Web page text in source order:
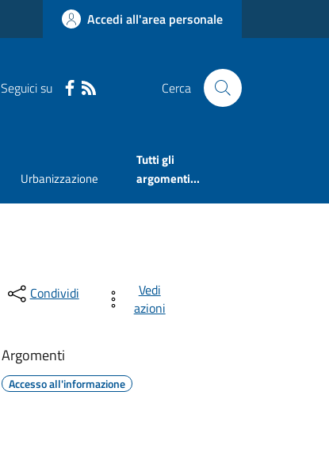
Accedi all'area personale
Seguici su Cerca
Urbanizzazione
Tutti gli
argomenti...
Condividi
Vedi
azioni
Argomenti
Accesso all'informazione